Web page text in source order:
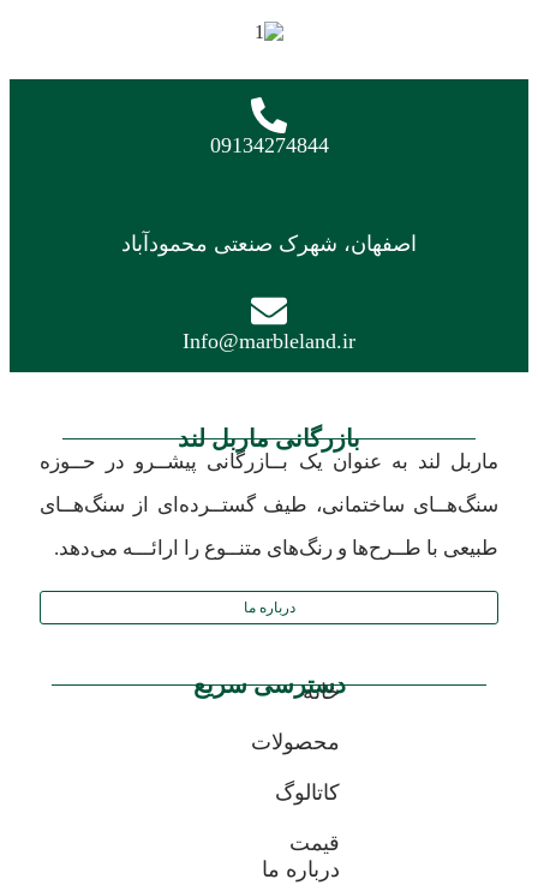
09134274844
اصفهان، شهرک صنعتی محمودآباد
Info@marbleland.ir
بازرگانی ماربل لند
ماربل لند به عنوان یک بــازرگانی پیشــرو در حــوزه
سنگ‌هــای ساختمانی، طیف گستــرده‌ای از سنگ‌هــای
طبیعی با طــرح‌ها و رنگ‌های متنــوع را ارائـــه می‌دهد.
درباره ما
دسترسی سریع
خانه
محصولات
کاتالوگ
قیمت
درباره ما